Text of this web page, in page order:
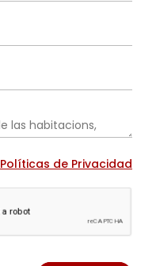
Políticas de Privacidad